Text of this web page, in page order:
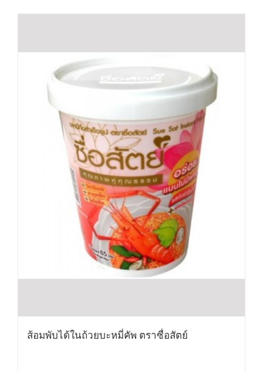
ส้อมพับได้ในถ้วยบะหมี่คัพ ตราซื่อสัตย์